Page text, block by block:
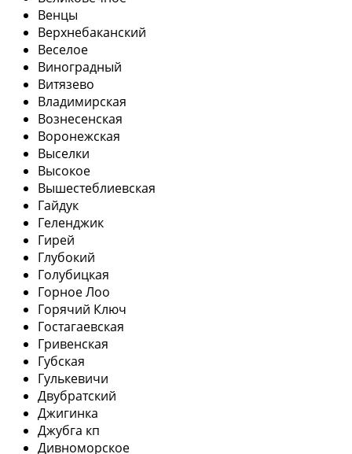
Венцы
Верхнебаканский
Веселое
Виноградный
Витязево
Владимирская
Вознесенская
Воронежская
Выселки
Высокое
Вышестеблиевская
Гайдук
Геленджик
Гирей
Глубокий
Голубицкая
Горное Лоо
Горячий Ключ
Гостагаевская
Гривенская
Губская
Гулькевичи
Двубратский
Джигинка
Джубга кп
Дивноморское